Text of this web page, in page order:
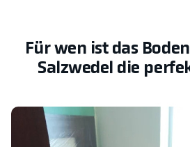
Für wen ist das
Salzwedel die